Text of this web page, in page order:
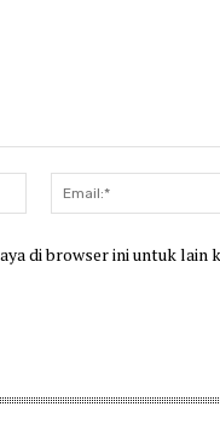
Nama:*
di browser ini untuk lain